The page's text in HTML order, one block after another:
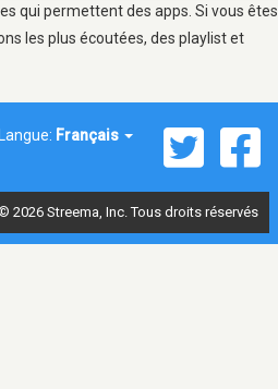
qui permettent des apps. Si vous êtes
les plus écoutées, des playlist et
Langue: Français
2026 Streema, Inc. Tous droits réservés